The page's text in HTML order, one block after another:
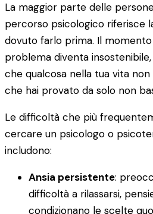
La maggior parte delle
percorso psicologico riferisce
dovuto farlo prima. Il
problema diventa
che qualcosa nella tua vita
che hai provato da solo non
Le difficoltà che più
cercare un psicologo o
includono:
Ansia persistente:
difficoltà a rilassarsi,
condizionano le scelte